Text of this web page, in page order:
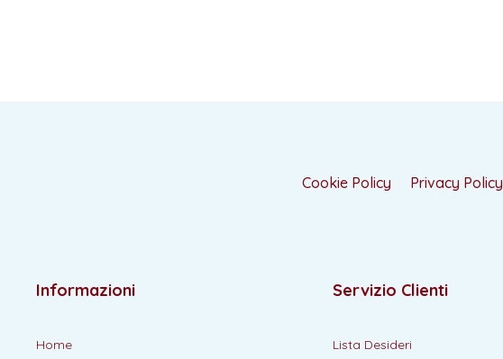
Cookie Policy Privacy Policy
Informazioni
Home
Servizio Clienti
Lista Desideri